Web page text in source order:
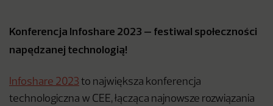
Konferencja Infoshare 2023 – festiwal społeczności
napędzanej technologią!
Infoshare 2023 to największa konferencja
technologiczna w CEE, łącząca najnowsze rozwiązania